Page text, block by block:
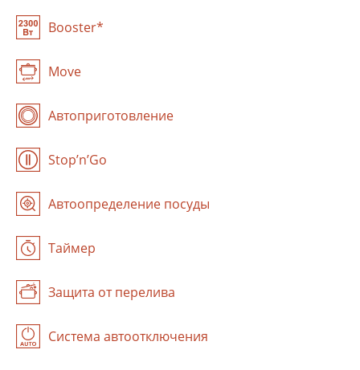
Booster*
Move
Авто­приготовление
Stop’n’Go
Автоопределение посуды
Таймер
Защита от перелива
Система автоотключения